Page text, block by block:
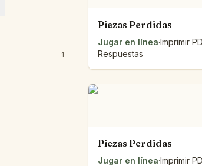
1
Piezas Perdidas
Jugar en línea·Imprimir
Respuestas
Piezas Perdidas
Jugar en línea·Imprimir